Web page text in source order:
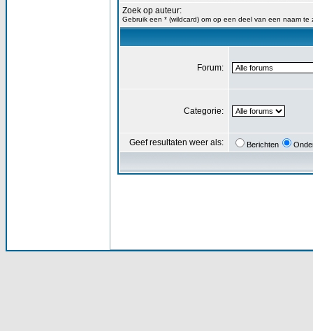
Zoek op auteur:
Gebruik een * (wildcard) om op een deel van een naam te
Forum:
Categorie:
Geef resultaten weer als: Berichten